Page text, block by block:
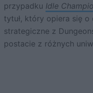
przypadku Idle
tytuł, który opiera się
strategiczne z
postacie z różnych